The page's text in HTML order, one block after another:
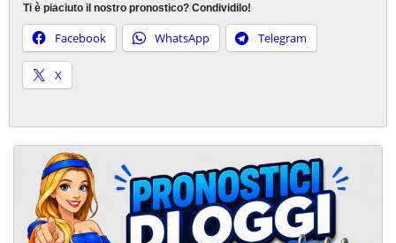
Ti è piaciuto il nostro pronostico? Condividilo!
Facebook WhatsApp Telegram
X